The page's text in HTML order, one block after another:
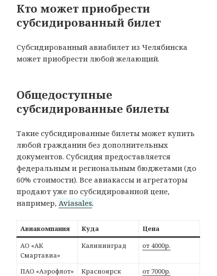
Кто может приобрести
субсидированный билет
Субсидированный авиабилет из Челябинска
может приобрести любой желающий.
Общедоступные
субсидированные билеты
Такие субсидированные билеты может купить
любой гражданин без дополнительных
документов. Субсидия предоставляется
федеральным и региональным бюджетами (до
60% стоимости). Все авиакассы и агрегаторы
продают уже по субсидированной цене,
например, Aviasales.
Авиакомпания Куда
Цена
АО «АК
Смартавиа»
Калининград от 4000р.
ПАО «Аэрофлот» Красноярск
от 7000р.